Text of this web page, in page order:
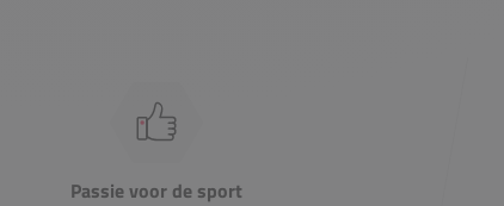
Passie voor de sport